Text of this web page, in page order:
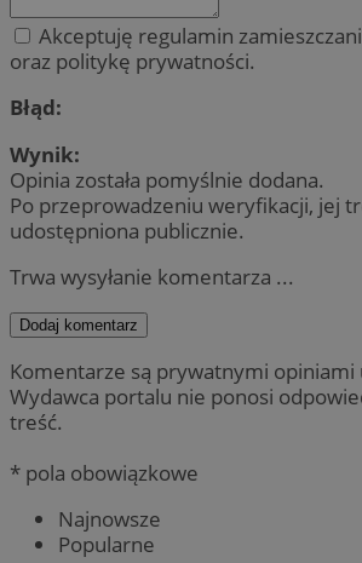
Akceptuję regulamin
oraz politykę prywatności.
Błąd:
Wynik:
Opinia została pomyślnie dodana.
Po przeprowadzeniu weryfikacji, jej
udostępniona publicznie.
Trwa wysyłanie komentarza ...
Dodaj komentarz
Komentarze są prywatnymi opiniami
Wydawca portalu nie ponosi
treść.
* pola obowiązkowe
Najnowsze
Popularne